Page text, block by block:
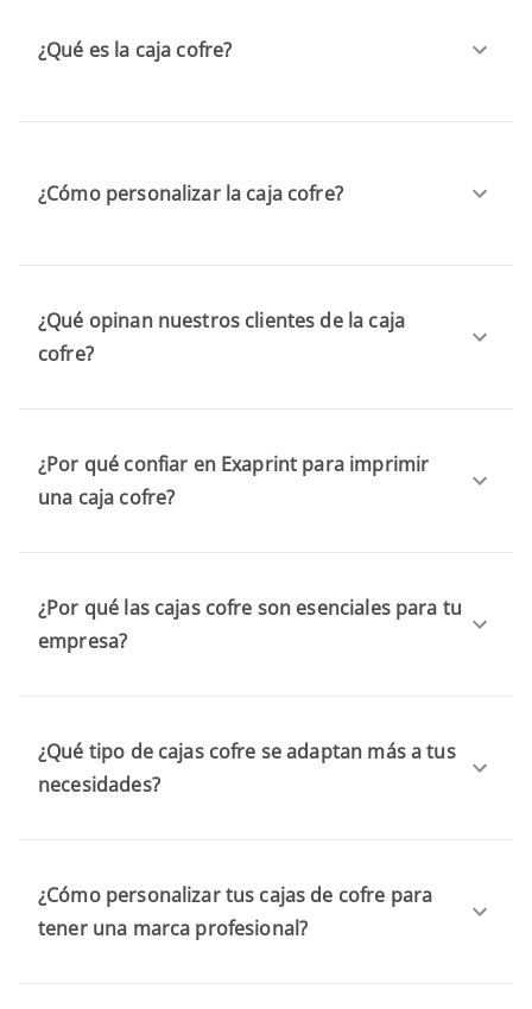
¿Qué es la caja cofre?
¿Cómo personalizar la caja cofre?
¿Qué opinan nuestros clientes de la caja
cofre?
¿Por qué confiar en Exaprint para imprimir
una caja cofre?
¿Por qué las cajas cofre son esenciales para tu
empresa?
¿Qué tipo de cajas cofre se adaptan más a tus
necesidades?
¿Cómo personalizar tus cajas de cofre para
tener una marca profesional?